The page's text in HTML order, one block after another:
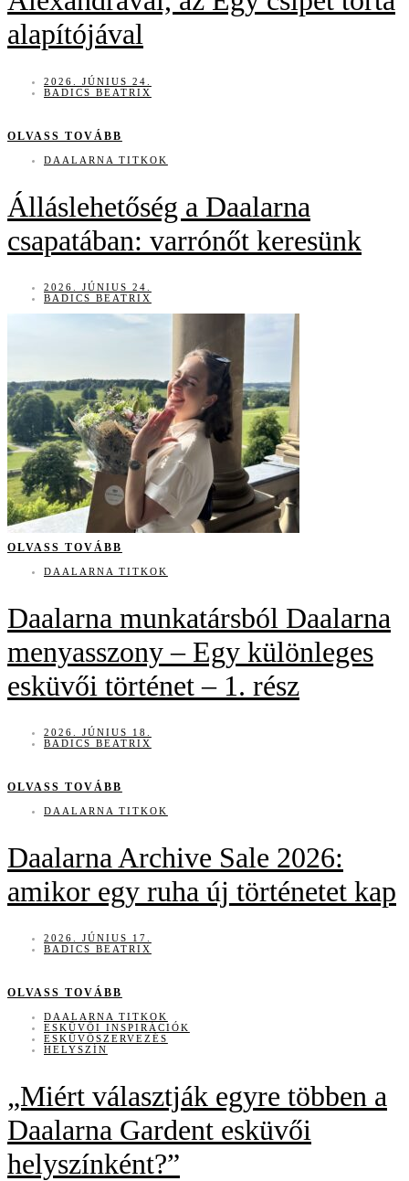
alapítójával
2026. JÚNIUS 24.
BADICS BEATRIX
OLVASS TOVÁBB
DAALARNA TITKOK
Álláslehetőség a Daalarna
csapatában: varrónőt keresünk
2026. JÚNIUS 24.
BADICS BEATRIX
OLVASS TOVÁBB
DAALARNA TITKOK
Daalarna munkatársból Daalarna
menyasszony – Egy különleges
esküvői történet – 1. rész
2026. JÚNIUS 18.
BADICS BEATRIX
OLVASS TOVÁBB
DAALARNA TITKOK
Daalarna Archive Sale 2026:
amikor egy ruha új történetet kap
2026. JÚNIUS 17.
BADICS BEATRIX
OLVASS TOVÁBB
DAALARNA TITKOK
ESKÜVŐI INSPIRÁCIÓK
ESKÜVŐSZERVEZÉS
HELYSZÍN
„Miért választják egyre többen a
Daalarna Gardent esküvői
helyszínként?”